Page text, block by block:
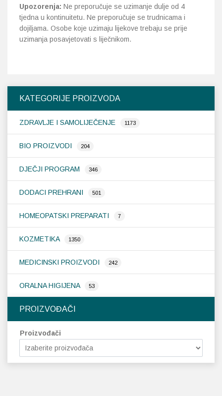
KATEGORIJE PROIZVODA
ZDRAVLJE I SAMOLIJEČENJE 1173
BIO PROIZVODI 204
DJEČJI PROGRAM 346
DODACI PREHRANI 501
HOMEOPATSKI PREPARATI 7
KOZMETIKA 1350
MEDICINSKI PROIZVODI 242
ORALNA HIGIJENA 53
PROIZVOĐAČI
Proizvođači
Upozorenja: Ne preporučuje se uzimanje dulje od 4
tjedna u kontinuitetu. Ne preporučuje se trudnicama i
dojiljama. Osobe koje uzimaju lijekove trebaju se prije
uzimanja posavjetovati s liječnikom.